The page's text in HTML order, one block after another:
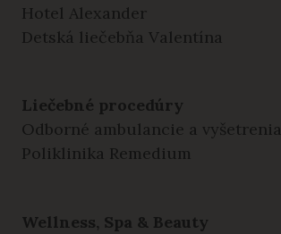
Hotel Alexander
Detská liečebňa Valentína
Liečebné procedúry
Odborné ambulancie a vyšetrenia
Poliklinika Remedium
Wellness, Spa & Beauty